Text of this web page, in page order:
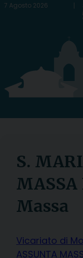
Skip
7 Agosto 2026
S.
MASSA
Massa
Vicariato di
ASSUNTA